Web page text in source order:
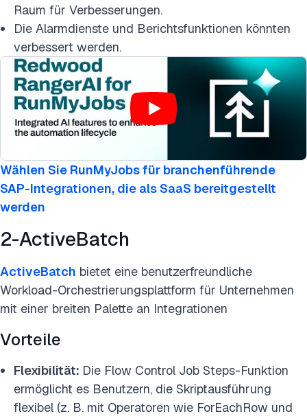
Raum für Verbesserungen.
Die Alarmdienste und Berichtsfunktionen könnten
verbessert werden.
Wählen Sie RunMyJobs für branchenführende
SAP-Integrationen, die als SaaS bereitgestellt
werden
2-ActiveBatch
ActiveBatch bietet eine benutzerfreundliche
Workload-Orchestrierungsplattform für Unternehmen
mit einer breiten Palette an Integrationen
Vorteile
Flexibilität: Die Flow Control Job Steps-Funktion
ermöglicht es Benutzern, die Skriptausführung
flexibel (z. B. mit Operatoren wie ForEachRow und